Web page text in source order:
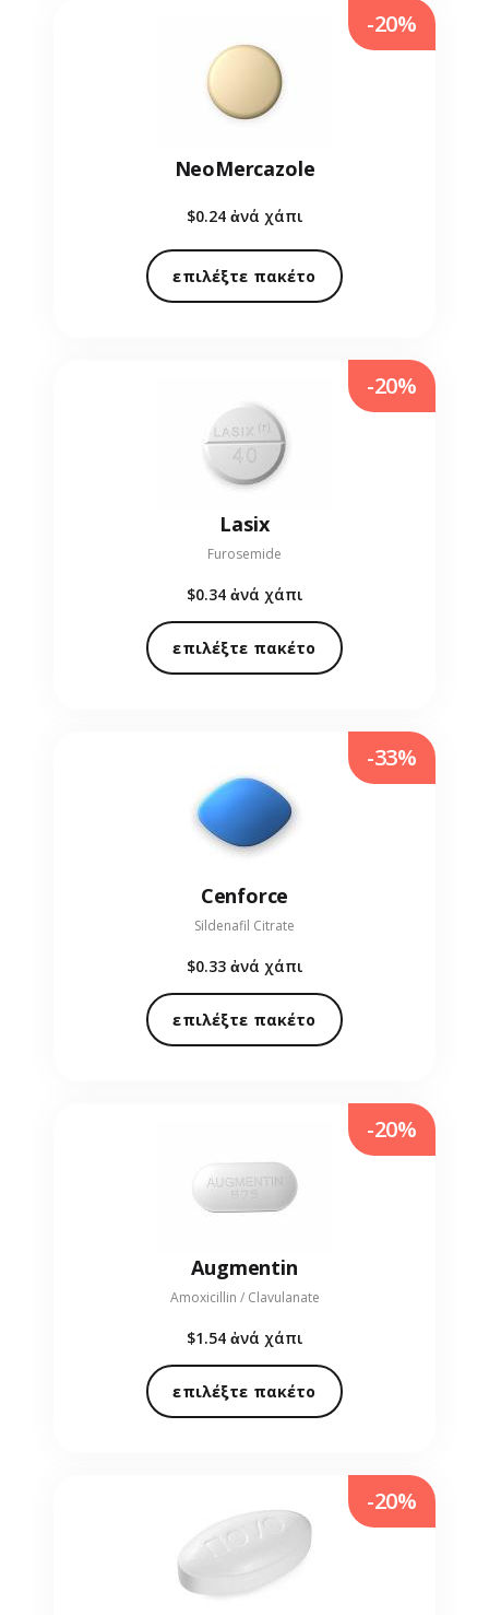
NeoMercazole
$0.24 ἀνά χάπι
επιλέξτε πακέτο
-20%
Lasix
Furosemide
$0.34 ἀνά χάπι
επιλέξτε πακέτο
-20%
Cenforce
Sildenafil Citrate
$0.33 ἀνά χάπι
επιλέξτε πακέτο
-33%
Augmentin
Amoxicillin / Clavulanate
$1.54 ἀνά χάπι
επιλέξτε πακέτο
-20%
-20%